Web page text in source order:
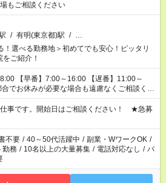
もご相談ください
/ 有明(東京都)駅 / …
！選べる勤務地＞初めてでも安心！ピッタリ
ご紹介！
【早番】7:00～16:00 【遅番】11:00～
でお休みが必要な場合も遠慮なくご相談くだ
事です。開始日はご相談ください！ ★急募
不要 / 40～50代活躍中 / 副業・WワークOK /
勤務 / 10名以上の大量募集 / 電話対応なし / パ